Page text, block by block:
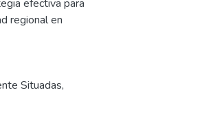
efectiva para
regional en
Situadas,